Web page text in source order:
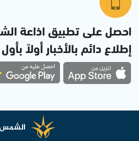
احصل على تطبيق اذاعة
إطلاع دائم بالأخبار أولاً بأول